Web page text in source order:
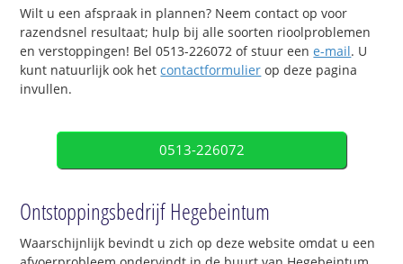
Wilt u een afspraak in plannen? Neem contact op voor
razendsnel resultaat; hulp bij alle soorten rioolproblemen
en verstoppingen! Bel 0513-226072 of stuur eene-mail. U
kunt natuurlijk ook hetcontactformulier op deze pagina
invullen.
0513-226072
Ontstoppingsbedrijf Hegebeintum
Waarschijnlijk bevindt u zich op deze website omdat u een